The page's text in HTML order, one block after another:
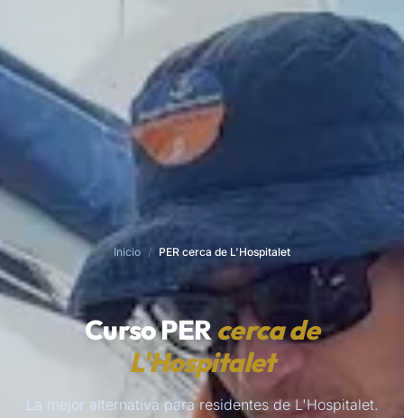
Inicio / PER cerca de L'Hospitalet
Curso PERcerca de
L'Hospitalet
La mejor alternativa para residentes de L'Hospitalet.